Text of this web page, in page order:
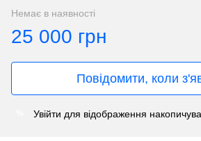
Немає в наявності
25 000 грн
Повідомити, коли
Увійти для відображення